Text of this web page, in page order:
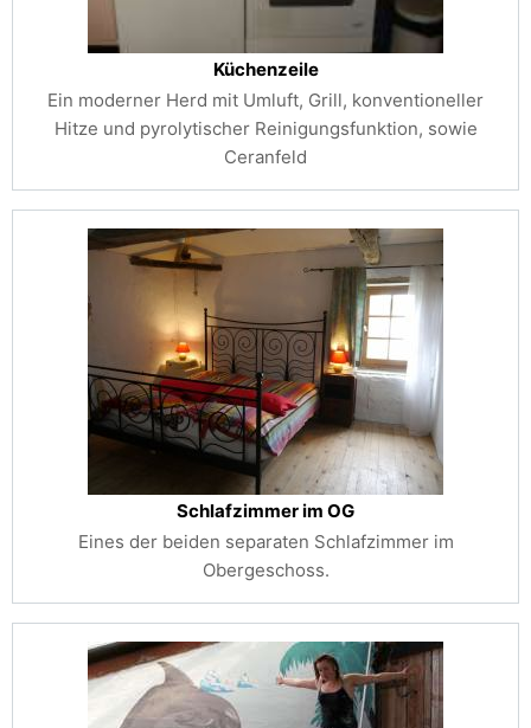
Küchenzeile
Ein moderner Herd mit Umluft, Grill, konventioneller
Hitze und pyrolytischer Reinigungsfunktion, sowie
Ceranfeld
Schlafzimmer im OG
Eines der beiden separaten Schlafzimmer im
Obergeschoss.